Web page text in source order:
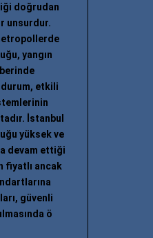
doğrudan
unsurdur.
yangın
etkili
İstanbul
yüksek ve
devam ettiği
fiyatlı ancak
güvenli
ö